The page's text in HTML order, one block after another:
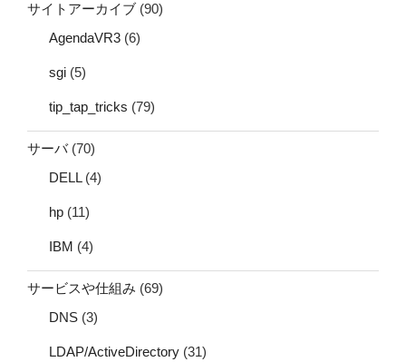
サイトアーカイブ (90)
AgendaVR3 (6)
sgi (5)
tip_tap_tricks (79)
サーバ(70)
DELL(4)
hp (11)
IBM (4)
サービスや仕組み (69)
DNS (3)
LDAP/ActiveDirectory (31)